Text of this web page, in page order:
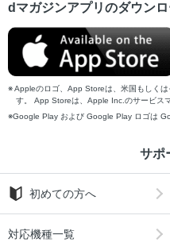
dマガジンアプリのダウン
Appleのロゴ、App Storeは、米国もしく
す。 App Storeは、Apple Inc.のサービスマ
Google Play および Google Play ロゴは
サポ
初めての方へ
対応機種一覧